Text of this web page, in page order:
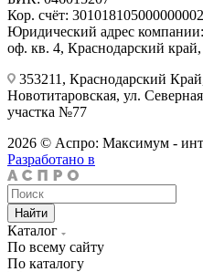
Кор. счёт:
Юридический адрес
оф. кв. 4, Краснодарский
353211, Краснодарский
Новотитаровская, ул.
участка №77
2026 © Аспро: Максимум -
Разработано в
Найти
Каталог
По всему сайту
По каталогу